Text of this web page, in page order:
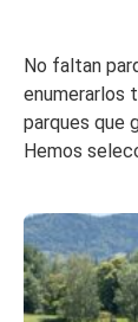
No faltan
enumerarlos
parques que
Hemos
cualquier
puro,